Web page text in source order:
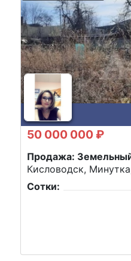
50 000 000 ₽
Продажа:
Кисловодск,
Сотки: